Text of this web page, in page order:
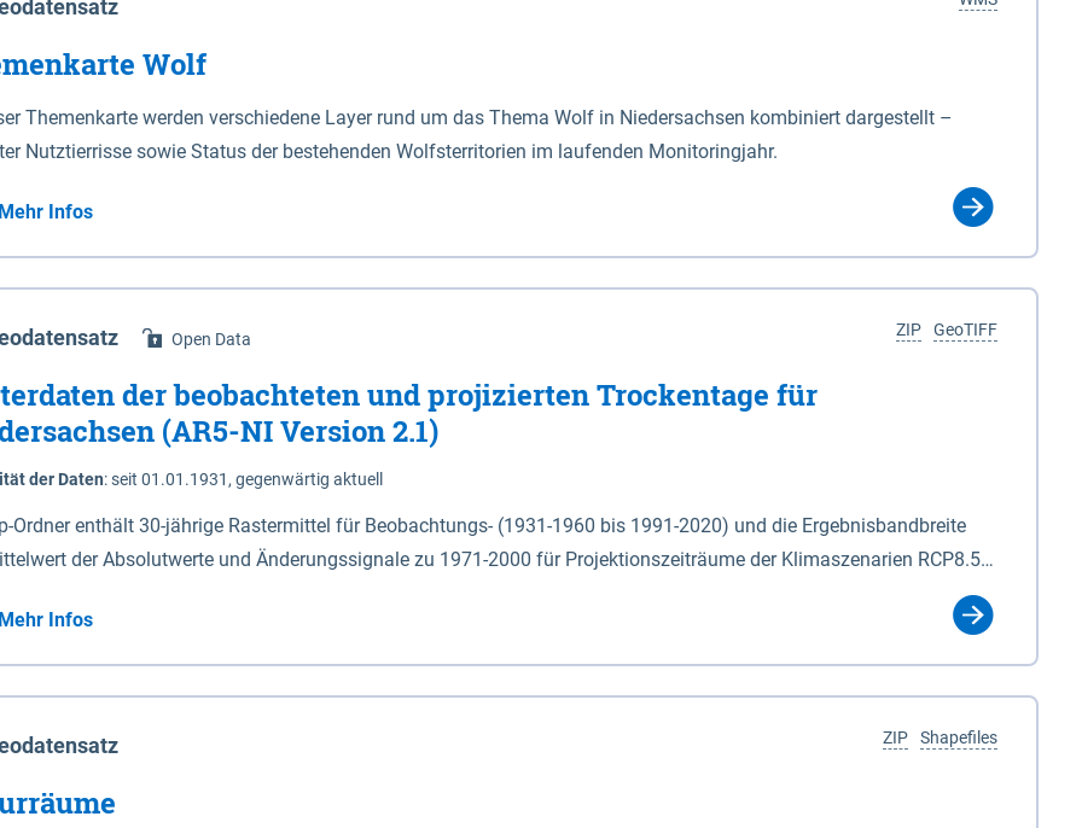
Wolf
Themenkarte werden verschiedene Layer rund um das Thema Wolf in Niedersachsen kombiniert dargestellt –
Nutztierrisse sowie Status der bestehenden Wolfsterritorien im laufenden Monitoringjahr.
Mehr Infos
GeoTIFF
ZIP
Open Data
der beobachteten und projizierten Trockentage für
(AR5-NI Version 2.1)
der Daten:seit 01.01.1931, gegenwärtig aktuell
Ordner enthält 30-jährige Rastermittel für Beobachtungs- (1931-1960 bis 1991-2020) und die Ergebnisbandbreite
der Absolutwerte und Änderungssignale zu 1971-2000 für Projektionszeiträume der Klimaszenarien RCP8.5
(Jun. - Aug.) - au: Herbst (Sep. - Nov.) - wi: Winter (Dez. - Feb.) - hyr:
Jahr (Nov. - Okt.) - hsu: Hydrologisches Sommerhalbjahr (Mai - Okt.) - hwi: Hydrologisches Winterhalbjahr
- vd: Vegetationsruhe (Okt. - Mär.) Neben den Rasterdaten ist eine
zu den Dateinamen und für eine Darstellung im GIS eine Klassifizierung der Rasterdaten mit Klassenname und
code gegeben.
Mehr Infos
Shapefiles
ZIP